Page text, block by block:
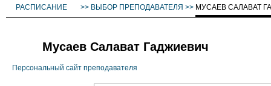
РАСПИСАНИЕ >> ВЫБОР ПРЕПОДАВАТЕЛЯ >> МУСАЕВ САЛАВАТ
Мусаев Салават Гаджиевич
Персональный сайт преподавателя